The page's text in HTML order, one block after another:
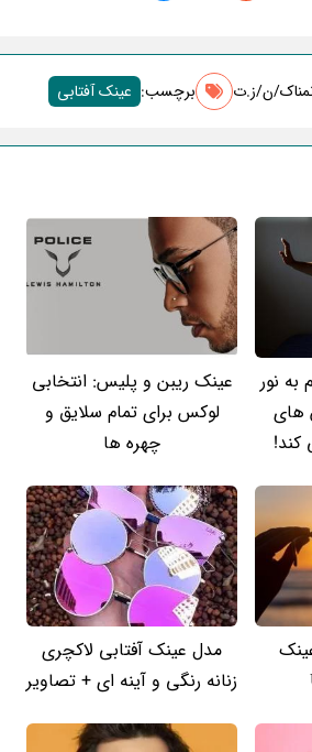
ن/ز.ت برچسب‌: عینک آفتابی
نور
های
عینک ریبن و پلیس: انتخابی
لوکس برای تمام سلایق و
چهره ها
مدل عینک آفتابی لاکچری
زنانه رنگی و آینه ای + تصاویر